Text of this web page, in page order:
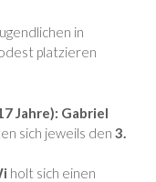
in
platzieren
Jahre): Gabriel
sich jeweils den 3.
holt sich einen